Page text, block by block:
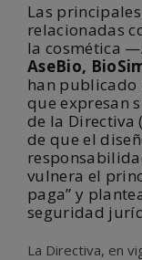
Las
relacionadas
la cosmética —
AseBio,
han publicado
que expresan
de la Directiva
de que el
vulnera el
paga” y
seguridad
La Directiva, en